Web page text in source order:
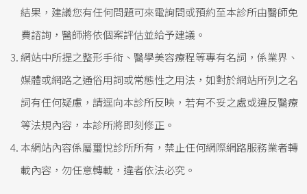
結果，建議您有任何問題可來電詢問或預約至本診所由醫師免
費諮詢，醫師將依個案評估並給予建議。
網站中所提之整形手術、醫學美容療程等專有名詞，係業界、
媒體或網路之通俗用詞或常態性之用法，如對於網站所列之名
詞有任何疑慮，請逕向本診所反映，若有不妥之處或違反醫療
等法規內容，本診所將即刻修正。
本網站內容係屬璽悅診所所有，禁止任何網際網路服務業者轉
載內容，勿任意轉載，違者依法必究。